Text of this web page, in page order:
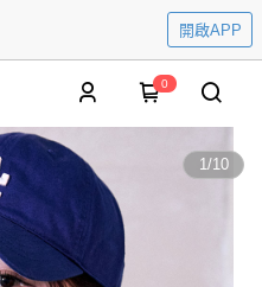
開啟APP
0
1/10